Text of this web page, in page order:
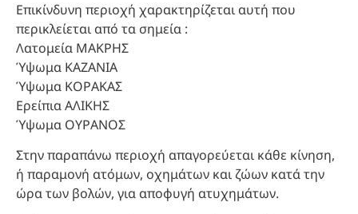
Επικίνδυνη περιοχή χαρακτηρίζεται αυτή που
περικλείεται από τα σημεία :
Λατομεία ΜΑΚΡΗΣ
Ύψωμα ΚΑΖΑΝΙΑ
Ύψωμα ΚΟΡΑΚΑΣ
Ερείπια ΑΛΙΚΗΣ
Ύψωμα ΟΥΡΑΝΟΣ
Στην παραπάνω περιοχή απαγορεύεται κάθε κίνηση,
ή παραμονή ατόμων, οχημάτων και ζώων κατά την
ώρα των βολών, για αποφυγή ατυχημάτων.